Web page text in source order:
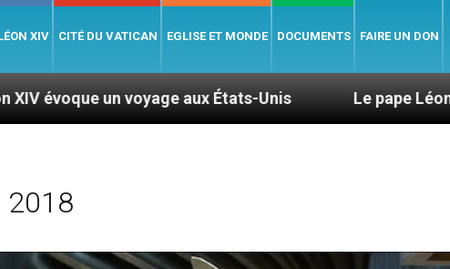
XIV CITÉ DU VATICAN EGLISE ET MONDE DOCUMENTS FAIRE UN DON
aux États-Unis Le pape Léon XIV se rendra
2018